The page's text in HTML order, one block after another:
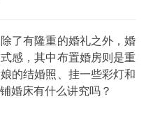
了有隆重的婚礼之外，婚
感，其中布置婚房则是重
的结婚照、挂一些彩灯和
婚床有什么讲究吗？